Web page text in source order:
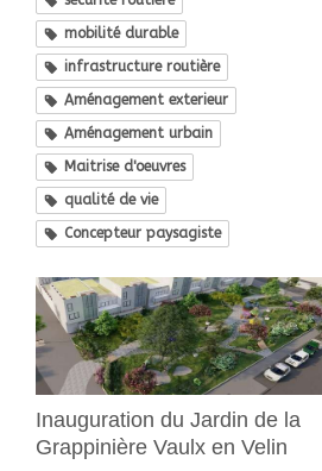
mobilité durable
infrastructure routière
Aménagement exterieur
Aménagement urbain
Maitrise d'oeuvres
qualité de vie
Concepteur paysagiste
Inauguration du Jardin de la
Grappinière Vaulx en Velin